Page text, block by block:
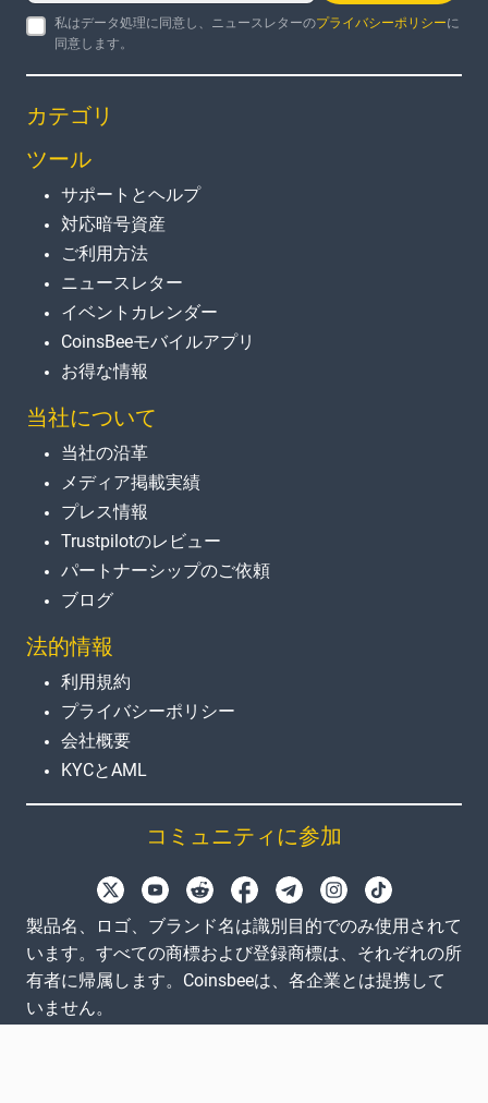
私はデータ処理に同意し、ニュースレターのプライバシーポリシーに
同意します。
カテゴリ
ツール
サポートとヘルプ
対応暗号資産
ご利用方法
ニュースレター
イベントカレンダー
CoinsBeeモバイルアプリ
お得な情報
当社について
当社の沿革
メディア掲載実績
プレス情報
Trustpilotのレビュー
パートナーシップのご依頼
ブログ
法的情報
利用規約
プライバシーポリシー
会社概要
KYCとAML
コミュニティに参加
製品名、ロゴ、ブランド名は識別目的でのみ使用されて
います。すべての商標および登録商標は、それぞれの所
有者に帰属します。Coinsbeeは、各企業とは提携して
いません。